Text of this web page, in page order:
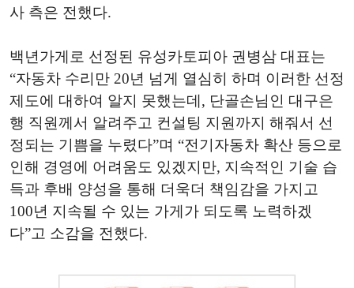
사 측은 전했다.
백년가게로 선정된 유성카토피아 권병삼 대표는
“자동차 수리만 20년 넘게 열심히 하며 이러한 선정
제도에 대하여 알지 못했는데, 단골손님인 대구은
행 직원께서 알려주고 컨설팅 지원까지 해줘서 선
정되는 기쁨을 누렸다”며 “전기자동차 확산 등으로
인해 경영에 어려움도 있겠지만, 지속적인 기술 습
득과 후배 양성을 통해 더욱더 책임감을 가지고
100년 지속될 수 있는 가게가 되도록 노력하겠
다”고 소감을 전했다.